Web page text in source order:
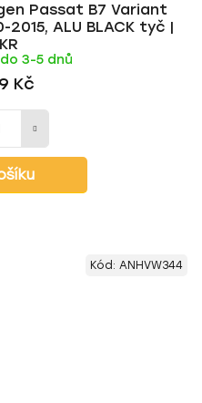
Passat B7 Variant
ALU BLACK tyč |
3-5 dnů
Kč
Kód: ANHVW344